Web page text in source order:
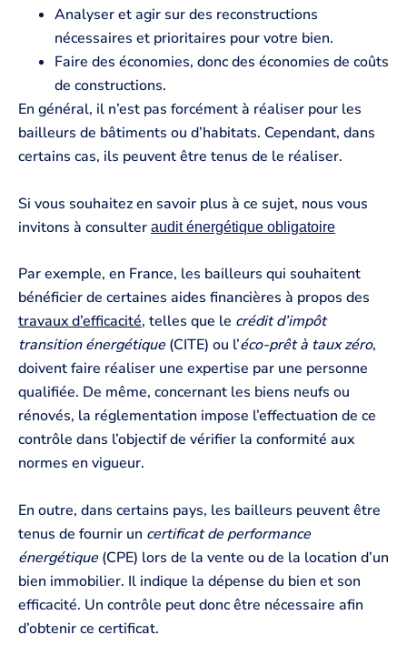
Analyser et agir sur des reconstructions
nécessaires et prioritaires pour votre bien.
Faire des économies, donc des économies de coûts
de constructions.
En général, il n’est pas forcément à réaliser pour les
bailleurs de bâtiments ou d’habitats. Cependant, dans
certains cas, ils peuvent être tenus de le réaliser.
Si vous souhaitez en savoir plus à ce sujet, nous vous
invitons à consulter audit énergétique obligatoire
Par exemple, en France, les bailleurs qui souhaitent
bénéficier de certaines aides financières à propos des
travaux d’efficacité, telles que le crédit d’impôt
transition énergétique (CITE) ou l’éco-prêt à taux zéro,
doivent faire réaliser une expertise par une personne
qualifiée. De même, concernant les biens neufs ou
rénovés, la réglementation impose l’effectuation de ce
contrôle dans l’objectif de vérifier la conformité aux
normes en vigueur.
En outre, dans certains pays, les bailleurs peuvent être
tenus de fournir un certificat de performance
énergétique (CPE) lors de la vente ou de la location d’un
bien immobilier. Il indique la dépense du bien et son
efficacité. Un contrôle peut donc être nécessaire afin
d’obtenir ce certificat.